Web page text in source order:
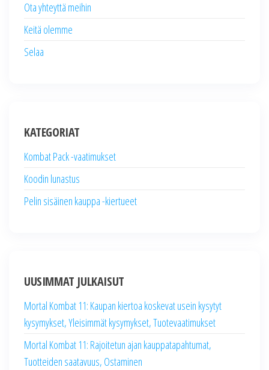
Ota yhteyttä meihin
Keitä olemme
Selaa
KATEGORIAT
Kombat Pack -vaatimukset
Koodin lunastus
Pelin sisäinen kauppa -kiertueet
UUSIMMAT JULKAISUT
Mortal Kombat 11: Kaupan kiertoa koskevat usein kysytyt
kysymykset, Yleisimmät kysymykset, Tuotevaatimukset
Mortal Kombat 11: Rajoitetun ajan kauppatapahtumat,
Tuotteiden saatavuus, Ostaminen